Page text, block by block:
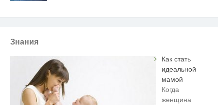
Знания
Как стать
идеальной
мамой
Когда
женщина